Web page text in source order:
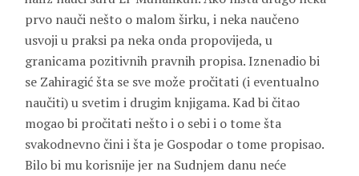
prvo nauči nešto o malom širku, i neka naučeno
usvoji u praksi pa neka onda propovijeda, u
granicama pozitivnih pravnih propisa. Iznenadio bi
se Zahiragić šta se sve može pročitati (i eventualno
naučiti) u svetim i drugim knjigama. Kad bi čitao
mogao bi pročitati nešto i o sebi i o tome šta
svakodnevno čini i šta je Gospodar o tome propisao.
Bilo bi mu korisnije jer na Sudnjem danu neće